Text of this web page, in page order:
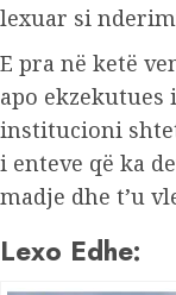
lexuar si
E pra në ketë
apo
institucioni
i enteve që ka
madje dhe t’u
Lexo Edhe: